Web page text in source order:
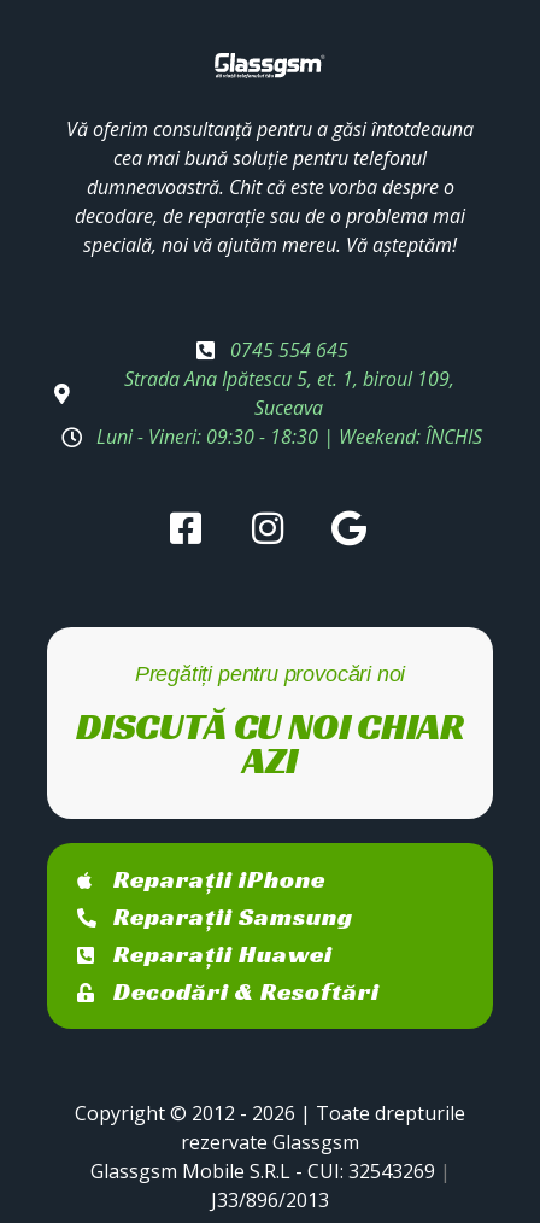
Vă oferim consultanță pentru a găsi întotdeauna
cea mai bună soluție pentru telefonul
dumneavoastră. Chit că este vorba despre o
decodare, de reparație sau de o problema mai
specială, noi vă ajutăm mereu. Vă așteptăm!
0745 554 645
Strada Ana Ipătescu 5, et. 1, biroul 109,
Suceava
Luni - Vineri: 09:30 - 18:30 | Weekend: ÎNCHIS
Pregătiți pentru provocări noi
DISCUTĂ CU NOI CHIAR
AZI
Reparații iPhone
Reparații Samsung
Reparații Huawei
Decodări & Resoftări
Copyright © 2012 - 2026 | Toate drepturile
rezervate Glassgsm
Glassgsm Mobile S.R.L - CUI: 32543269 |
J33/896/2013